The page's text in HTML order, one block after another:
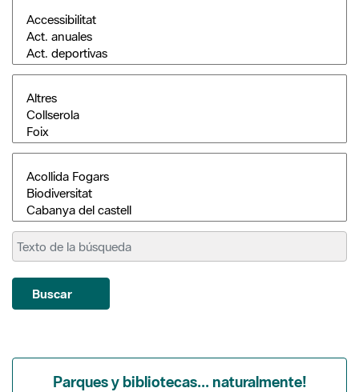
Buscar
Parques y bibliotecas... naturalmente!